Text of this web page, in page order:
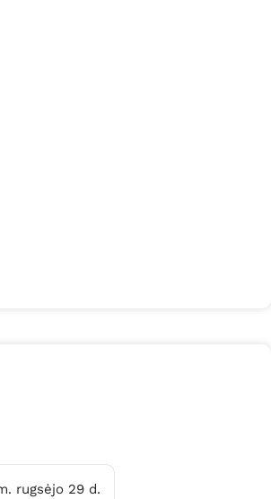
rugsėjo 29 d.